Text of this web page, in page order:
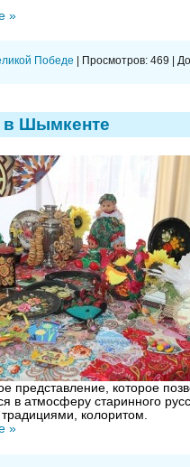
»
Победе Просмотров: 469
в Шымкенте
представление, которое
в атмосферу старинного
колоритом.
»